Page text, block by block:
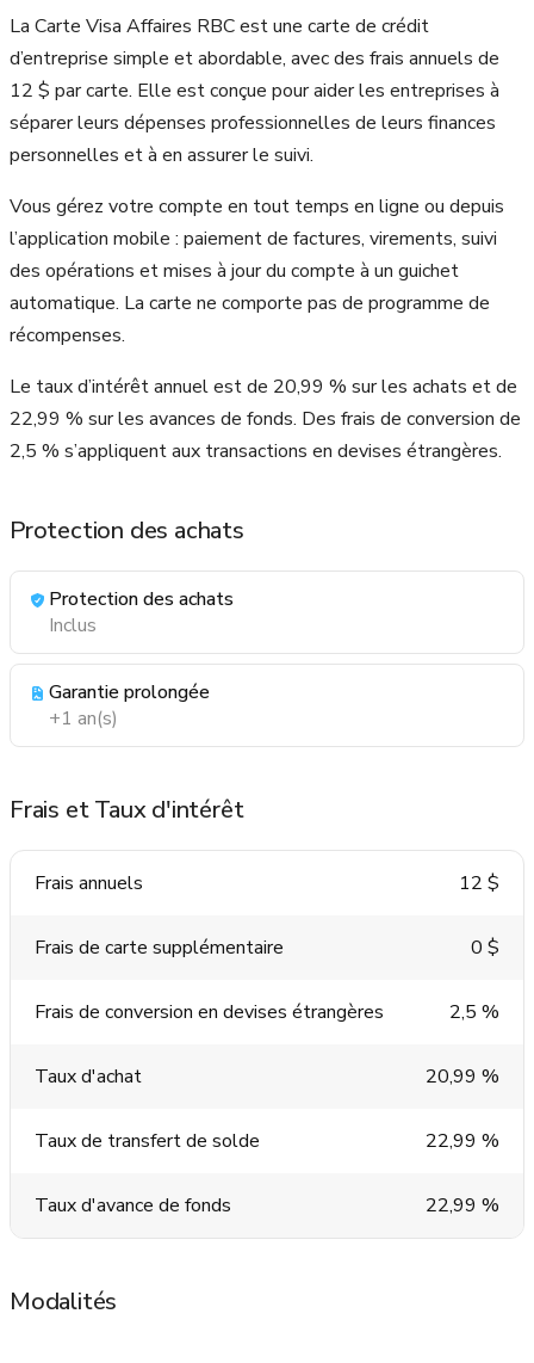
La Carte Visa Affaires RBC est une carte de crédit
d’entreprise simple et abordable, avec des frais annuels de
12 $ par carte. Elle est conçue pour aider les entreprises à
séparer leurs dépenses professionnelles de leurs finances
personnelles et à en assurer le suivi.
Vous gérez votre compte en tout temps en ligne ou depuis
l’application mobile : paiement de factures, virements, suivi
des opérations et mises à jour du compte à un guichet
automatique. La carte ne comporte pas de programme de
récompenses.
Le taux d’intérêt annuel est de 20,99 % sur les achats et de
22,99 % sur les avances de fonds. Des frais de conversion de
2,5 % s’appliquent aux transactions en devises étrangères.
Protection des achats
Protection des achats
Inclus
Garantie prolongée
+1 an(s)
Frais et Taux d'intérêt
Frais annuels 12 $
Frais de carte supplémentaire 0 $
Frais de conversion en devises étrangères 2,5 %
Taux d'achat 20,99 %
Taux de transfert de solde 22,99 %
Taux d'avance de fonds 22,99 %
Modalités